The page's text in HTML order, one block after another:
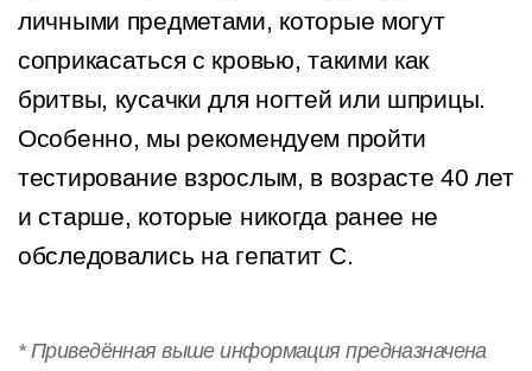
личными предметами, которые могут
соприкасаться с кровью, такими как
бритвы, кусачки для ногтей или шприцы.
Особенно, мы рекомендуем пройти
тестирование взрослым, в возрасте 40 лет
и старше, которые никогда ранее не
обследовались на гепатит С.
* Приведённая выше информация предназначена